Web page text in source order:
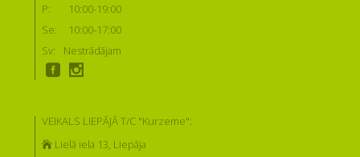
P:
10:00-19:00
Se:
10:00-17:00
Sv:
Nestrādājam
VEIKALS LIEPĀJĀ T/C "Kurzeme":
Lielā iela 13, Liepāja